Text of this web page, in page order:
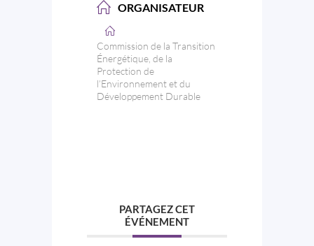
ORGANISATEUR
Commission de la Transition
Énergétique, de la
Protection de
l’Environnement et du
Développement Durable
PARTAGEZ CET
ÉVÉNEMENT